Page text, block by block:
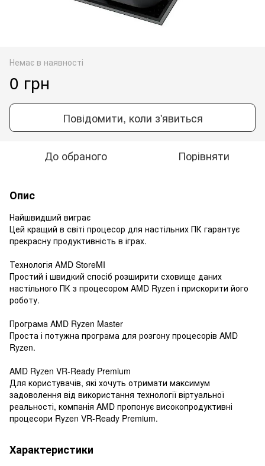
Немає в наявності
0 грн
Повідомити, коли з'явиться
До обраного Порівняти
Опис
Найшвидший виграє
Цей кращий в світі процесор для настільних ПК гарантує
прекрасну продуктивність в іграх.
Технологія AMD StoreMI
Простий і швидкий спосіб розширити сховище даних
настільного ПК з процесором AMD Ryzen і прискорити його
роботу.
Програма AMD Ryzen Master
Проста і потужна програма для розгону процесорів AMD
Ryzen.
AMD Ryzen VR-Ready Premium
Для користувачів, які хочуть отримати максимум
задоволення від використання технології віртуальної
реальності, компанія AMD пропонує високопродуктивні
процесори Ryzen VR-Ready Premium.
Характеристики